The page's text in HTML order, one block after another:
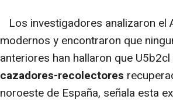
Los investigadores analizaron el
modernos y encontraron que
anteriores han hallaron que U5b2cl
cazadores-recolectores
noroeste de España, señala esta